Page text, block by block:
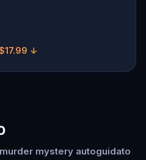
↓
mystery autoguidato